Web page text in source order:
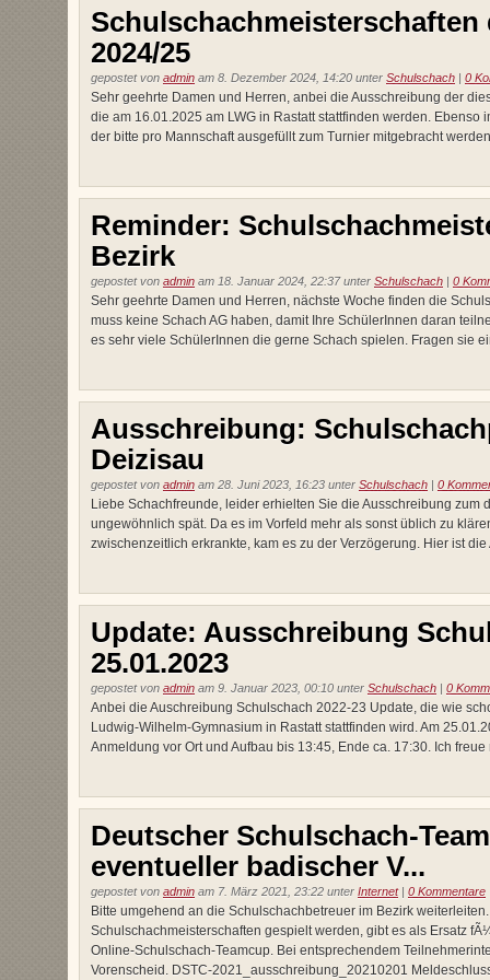
Schulschachmeisterschaften
2024/25
gepostet von admin am 8. Dezember 2024, 14:20 unter Schulschach 0
Sehr geehrte Damen und Herren, anbei die Ausschreibung der
die am 16.01.2025 am LWG in Rastatt stattfinden werden.
der bitte pro Mannschaft ausgefüllt zum Turnier mitgebracht
Reminder:
Bezirk
gepostet von admin am 18. Januar 2024, 22:37 unter Schulschach 0
Sehr geehrte Damen und Herren, nächste Woche finden die
muss keine Schach AG haben, damit Ihre SchülerInnen daran
es sehr viele SchülerInnen die gerne Schach spielen. Fragen sie
Ausschreibung:
Deizisau
gepostet von admin am 28. Juni 2023, 16:23 unter Schulschach 0
Liebe Schachfreunde, leider erhielten Sie die Ausschreibung zum
ungewöhnlich spät. Da es im Vorfeld mehr als sonst üblich zu
zwischenzeitlich erkrankte, kam es zu der Verzögerung. Hier ist
Update: Ausschreibung
25.01.2023
gepostet von admin am 9. Januar 2023, 00:10 unter Schulschach 0
Anbei die Auschreibung Schulschach 2022-23 Update, die wie
Ludwig-Wilhelm-Gymnasium in Rastatt stattfinden wird. Am
Anmeldung vor Ort und Aufbau bis 13:45, Ende ca. 17:30. Ich freue
Deutscher Schulschach-
eventueller badischer V...
gepostet von admin am 7. März 2021, 23:22 unter Internet| 0 Kommentare
Bitte umgehend an die Schulschachbetreuer im Bezirk
Schulschachmeisterschaften gespielt werden, gibt es als Ersatz
Online-Schulschach-Teamcup. Bei entsprechendem
Vorenscheid. DSTC-2021_ausschreibung_20210201